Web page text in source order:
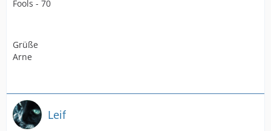
Fools - 70
Grüße
Arne
Leif